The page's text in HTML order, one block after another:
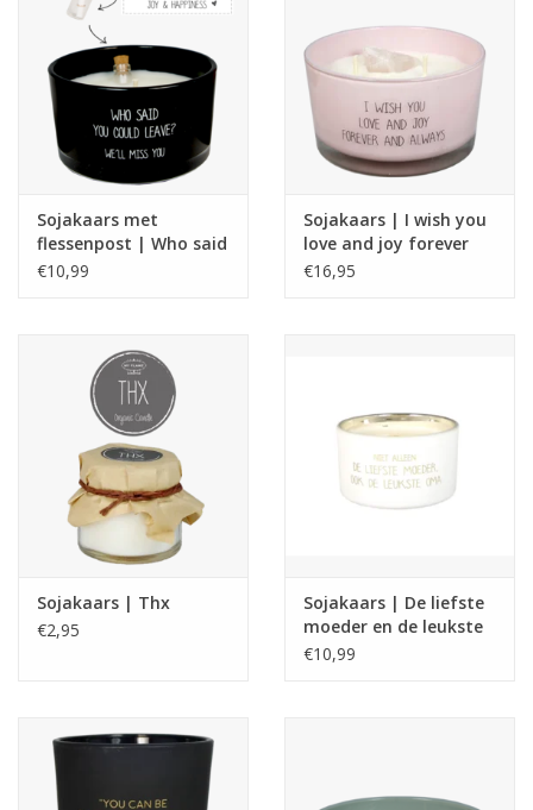
Sojakaars met
flessenpost | Who said
you could leave| Warm
€10,99
Sojakaars | I wish you
love and joy forever
and always
€16,95
Sojakaars | Thx
€2,95
Sojakaars | De liefste
moeder en de leukste
oma | Fresh cotton
€10,99